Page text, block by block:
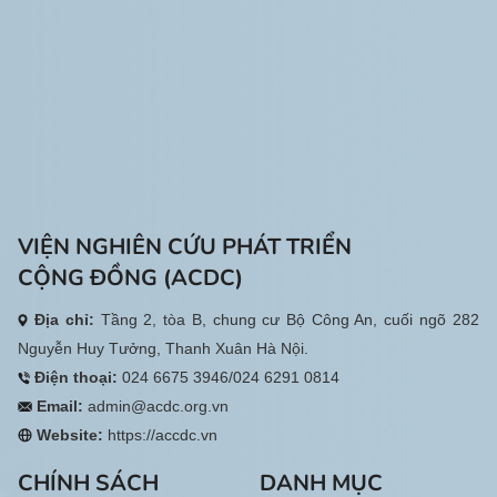
VIỆN NGHIÊN CỨU PHÁT TRIỂN
CỘNG ĐỒNG (ACDC)
Địa chỉ: Tầng 2, tòa B, chung cư Bộ Công An, cuối ngõ 282
Nguyễn Huy Tưởng, Thanh Xuân Hà Nội.
Điện thoại: 024 6675 3946/024 6291 0814
Email: admin@acdc.org.vn
Website: https://accdc.vn
CHÍNH SÁCH DANH MỤC